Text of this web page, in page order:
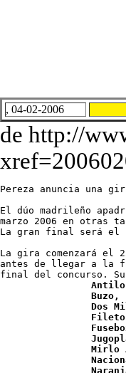
, 04-02-2006
de http://
Pereza anuncia una
El dúo madrileño
marzo 2006 en otras
La gran final será el
La gira comenzará el
antes de llegar a la
final del concurso.